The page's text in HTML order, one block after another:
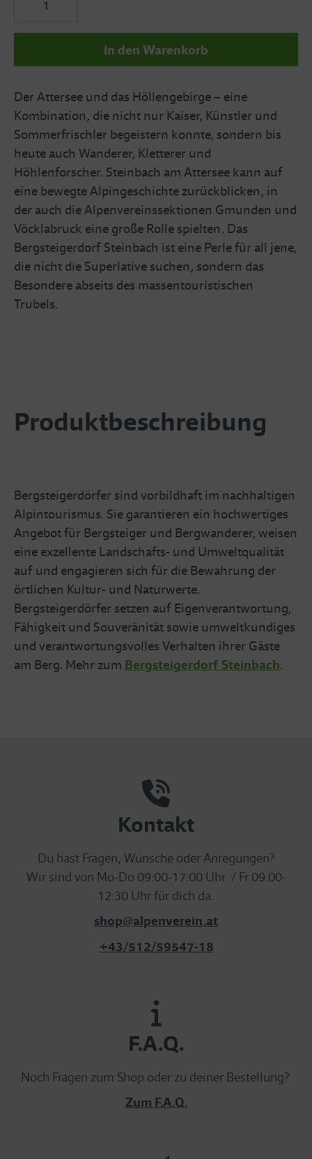
In den Warenkorb
Der Attersee und das Höllengebirge – eine
Kombination, die nicht nur Kaiser, Künstler und
Sommerfrischler begeistern konnte, sondern bis
heute auch Wanderer, Kletterer und
Höhlenforscher. Steinbach am Attersee kann auf
eine bewegte Alpingeschichte zurückblicken, in
der auch die Alpenvereinssektionen Gmunden und
Vöcklabruck eine große Rolle spielten. Das
Bergsteigerdorf Steinbach ist eine Perle für all jene,
die nicht die Superlative suchen, sondern das
Besondere abseits des massentouristischen
Trubels.
Produktbeschreibung
Bergsteigerdörfer sind vorbildhaft im nachhaltigen
Alpintourismus. Sie garantieren ein hochwertiges
Angebot für Bergsteiger und Bergwanderer, weisen
eine exzellente Landschafts- und Umweltqualität
auf und engagieren sich für die Bewahrung der
örtlichen Kultur- und Naturwerte.
Bergsteigerdörfer setzen auf Eigenverantwortung,
Fähigkeit und Souveränität sowie umweltkundiges
und verantwortungsvolles Verhalten ihrer Gäste
am Berg. Mehr zum Bergsteigerdorf Steinbach.
Kontakt
Du hast Fragen, Wünsche oder Anregungen?
Wir sind von Mo-Do 09:00-17:00 Uhr / Fr 09:00-
12:30 Uhr für dich da.
shop@alpenverein.at
+43/512/59547-18
F.A.Q.
Noch Fragen zum Shop oder zu deiner Bestellung?
Zum F.A.Q.